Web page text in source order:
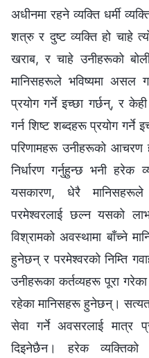
अधीनमा रहने व्यक्ति धर्मी
शत्रु र दुष्ट व्यक्ति हो चाहे
खराब, र चाहे उनीहरूको
मानिसहरूले भविष्यमा असल
प्रयोग गर्ने इच्छा गर्छन्, र
गर्न शिष्ट शब्दहरू प्रयोग गर्ने
परिणामहरू उनीहरूको आचरण
निर्धारण गर्नुहुन्छ भनी हरेक
यसकारण, धेरै मानिसहरूले
परमेश्‍वरलाई छल्न यसको
विश्रामको अवस्थामा बाँच्ने
हुनेछन् र परमेश्‍वरको निम्ति
उनीहरूका कर्तव्यहरू पूरा
रहेका मानिसहरू हुनेछन्।
सेवा गर्ने अवसरलाई मात्र
दिइनेछैन। हरेक व्यक्तिको